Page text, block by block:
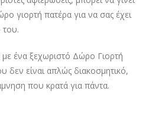
γιορτή πατέρα για να σας έχει
του.
με ένα ξεχωριστό Δώρο Γιορτή
είναι απλώς διακοσμητικό,
που κρατά για πάντα.